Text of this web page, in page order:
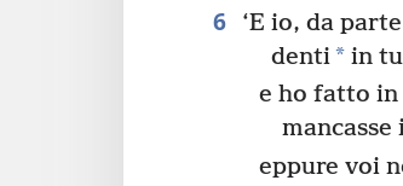
6
‘E io, da
denti*in
e ho fatto in
mancasse
eppure voi